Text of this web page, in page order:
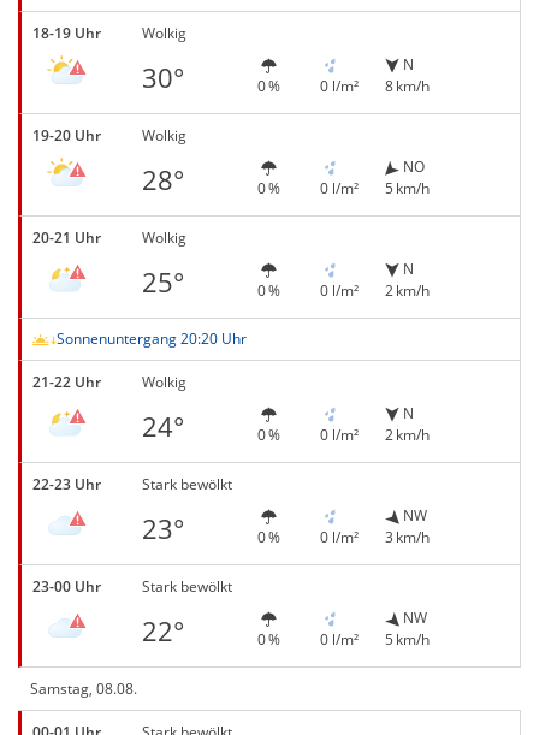
18-19 Uhr Wolkig
30° 0 % 0 l/m²
N
8 km/h
19-20 Uhr Wolkig
28° 0 % 0 l/m²
NO
5 km/h
20-21 Uhr Wolkig
25° 0 % 0 l/m²
N
2 km/h
Sonnenuntergang 20:20 Uhr
21-22 Uhr Wolkig
24° 0 % 0 l/m²
N
2 km/h
22-23 Uhr Stark bewölkt
23° 0 % 0 l/m²
NW
3 km/h
23-00 Uhr Stark bewölkt
22° 0 % 0 l/m²
NW
5 km/h
Samstag, 08.08.